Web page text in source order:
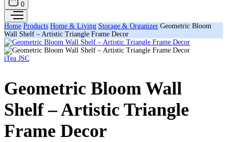
0
Home Products Home & Living Storage & Organizer Geometric Bloom
Wall Shelf – Artistic Triangle Frame Decor
iTea JSC
Geometric Bloom Wall
Shelf – Artistic Triangle
Frame Decor